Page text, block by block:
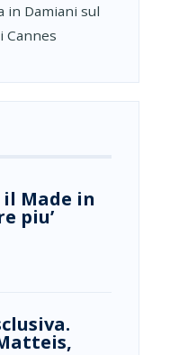
in Damiani sul
Cannes
il Made in
piu’